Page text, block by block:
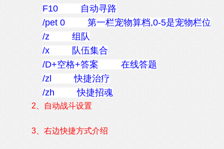
F10 自动寻路
/pet 0 第一栏宠物算档,0-5是宠物栏位
/z 组队
/x 队伍集合
/D+空格+答案 在线答题
/zl 快捷治疗
/zh 快捷招魂
2、自动战斗设置
3、右边快捷方式介绍